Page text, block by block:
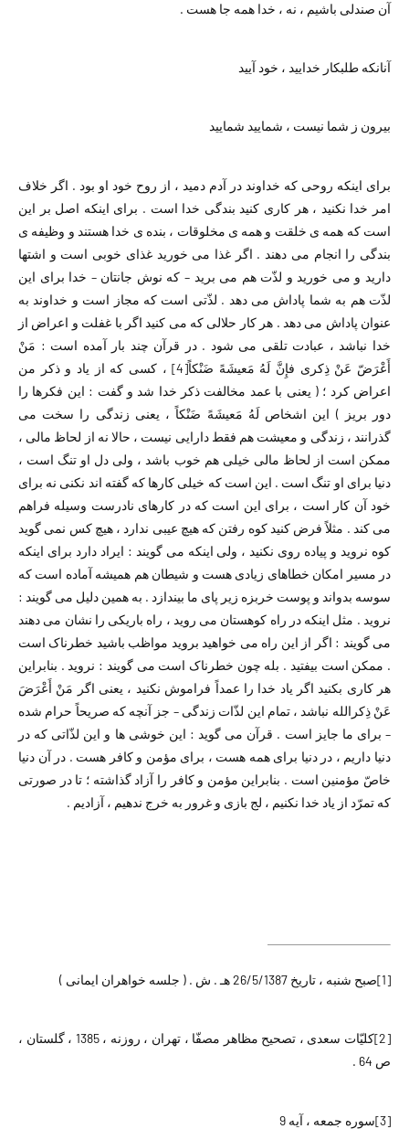
آن صندلی باشیم ،‌ نه ، خدا همه جا هست .
آنانکه طلبکار خدایید ، خود آیید
بیرون ز شما نیست ، شمایید شمایید
برای اینکه روحی که خداوند در آدم دمید ، از روح خود او بود . اگر خلاف
امر خدا نکنید ، هر کاری کنید بندگی خدا است . برای اینکه اصل بر این
است که همه ی خلقت و همه ی مخلوقات ، بنده ی خدا هستند و وظیفه ی
بندگی را انجام می دهند . اگر غذا می خورید غذای خوبی است و اشتها
دارید و می خورید و لذّت هم می برید – که نوش جانتان – خدا برای این
لذّت هم به شما پاداش می دهد . لذّتی است که مجاز است و خداوند به
عنوان پاداش می دهد . هر کار حلالی که می کنید اگر با غفلت و اعراض از
خدا نباشد ، عبادت تلقی می شود . در قرآن چند بار آمده است : مَنْ
أَعْرَضّ عَنْ ذِکری فإِنَّ لَهُ مَعیشَهً ضَنْکاً[4]
، کسی که از یاد و ذکر من
اعراض کرد ؛ ( یعنی با عمد مخالفت ذکر خدا شد و گفت : این فکرها را
دور بریز ) این اشخاص لَهُ مَعیشَهً ضَنْکاً ، یعنی زندگی را سخت می
گذرانند ، زندگی و معیشت هم فقط دارایی نیست ، حالا نه از لحاظ مالی ،
ممکن است از لحاظ مالی خیلی هم خوب باشد ، ولی دل او تنگ است ،
دنیا برای او تنگ است . این است که خیلی کارها که گفته اند نکنی نه برای
خود آن کار است ، برای این است که در کارهای نادرست وسیله فراهم
می کند . مثلاً فرض کنید کوه رفتن که هیچ عیبی ندارد ، هیچ کس نمی گوید
کوه نروید و پیاده روی نکنید ،‌ ولی اینکه می گویند : ایراد دارد برای اینکه
در مسیر امکان خطاهای زیادی هست و شیطان هم همیشه آماده است که
سوسه بدواند و پوست خربزه زیر پای ما بیندازد . به همین دلیل می گویند :
نروید . مثل اینکه در راه کوهستان می روید ، راه باریکی را نشان می دهند
می گویند : اگر از این راه می خواهید بروید مواظب باشید خطرناک است
. ممکن است بیفتید . بله چون خطرناک است می گویند : نروید . بنابراین
هر کاری بکنید اگر یاد خدا را عمداً فراموش نکنید ، یعنی اگر مَنْ أَعْرَضَ
عَنْ ذِکرالله نباشد ، تمام این لذّات زندگی – جز آنچه که صریحاً حرام شده
– برای ما جایز است . قرآن می گوید : این خوشی ها و این لذّاتی که در
دنیا داریم ، در دنیا برای همه هست ، برای مؤمن و کافر هست . در آن دنیا
خاصّ مؤمنین است . بنابراین مؤمن و کافر را آزاد گذاشته ؛ تا در صورتی
که تمرّد از یاد خدا نکنیم ، لج بازی و غرور به خرج ندهیم ، آزادیم .
[1] صبح شنبه ، تاریخ 26/5/1387 هـ . ش . ( جلسه خواهران ایمانی )
[2]
کلیّات سعدی ، تصحیح مظاهر مصفّا ، تهران ، روزنه ، 1385 ، گلستان ،
ص 64 .
[3] سوره جمعه ، آیه 9